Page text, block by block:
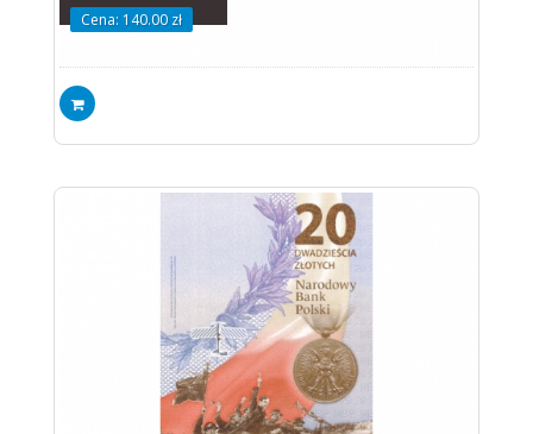
Cena: 140.00 zł